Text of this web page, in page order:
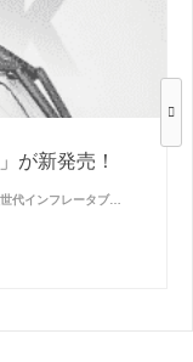
が新発売！
代インフレータブ…